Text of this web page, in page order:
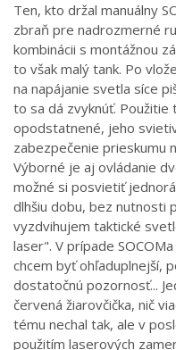
Ten, kto držal manuálny
zbraň pre nadrozmerné
kombinácii s montážnou
to však malý tank. Po
na napájanie svetla síce
to sa dá zvyknúť. Použitie
opodstatnené, jeho
zabezpečenie prieskumu
Výborné je aj ovládanie
možné si posvietiť
dlhšiu dobu, bez nutnosti
vyzdvihujem taktické
laser". V prípade
chcem byť ohľaduplnejší,
dostatočnú pozornosť...
červená žiarovčička, nič
tému nechal tak, ale v
použitím laserových